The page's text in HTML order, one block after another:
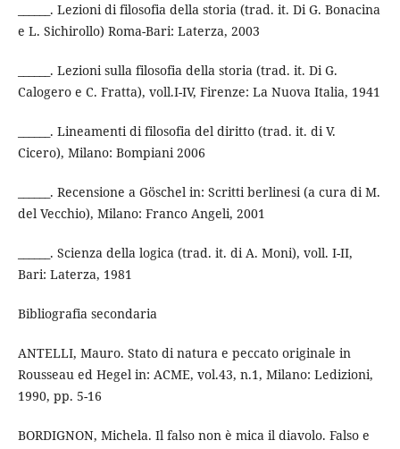
______. Lezioni di filosofia della storia (trad. it. Di G. Bonacina
e L. Sichirollo) Roma-Bari: Laterza, 2003
______. Lezioni sulla filosofia della storia (trad. it. Di G.
Calogero e C. Fratta), voll.I-IV, Firenze: La Nuova Italia, 1941
______. Lineamenti di filosofia del diritto (trad. it. di V.
Cicero), Milano: Bompiani 2006
______. Recensione a Göschel in: Scritti berlinesi (a cura di M.
del Vecchio), Milano: Franco Angeli, 2001
______. Scienza della logica (trad. it. di A. Moni), voll. I-II,
Bari: Laterza, 1981
Bibliografia secondaria
ANTELLI, Mauro. Stato di natura e peccato originale in
Rousseau ed Hegel in: ACME, vol.43, n.1, Milano: Ledizioni,
1990, pp. 5-16
BORDIGNON, Michela. Il falso non è mica il diavolo. Falso e